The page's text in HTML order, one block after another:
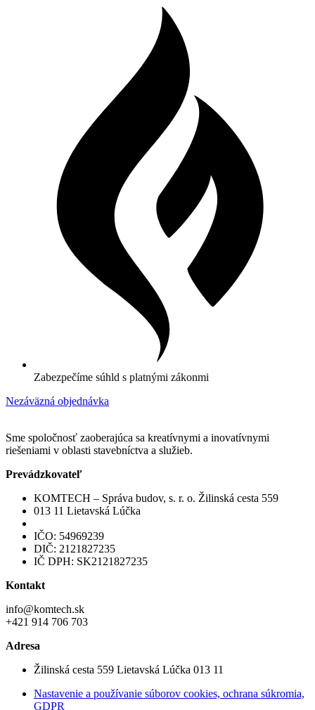
Zabezpečíme súhld s platnými zákonmi
Nezáväzná objednávka
Sme spoločnosť zaoberajúca sa kreatívnymi a inovatívnymi
riešeniami v oblasti stavebníctva a služieb.
Prevádzkovateľ
KOMTECH – Správa budov, s. r. o. Žilinská cesta 559
013 11 Lietavská Lúčka
IČO: 54969239
DIČ: 2121827235
IČ DPH: SK2121827235
Kontakt
info@komtech.sk
+421 914 706 703
Adresa
Žilinská cesta 559 Lietavská Lúčka 013 11
Nastavenie a používanie súborov cookies, ochrana súkromia,
GDPR